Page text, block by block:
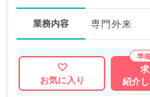
業務内容 専門外来
お気に入り
紹介